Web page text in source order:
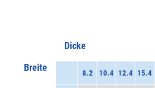
Dicke
Breite
8.2 10.4 12.4 15.4